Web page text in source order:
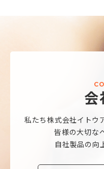
CO
会
私たち株式会社イトウ
皆様の大切な
自社製品の向